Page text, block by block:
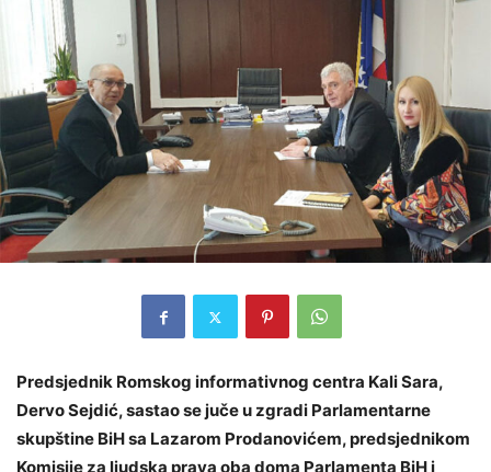
Predsjednik Romskog informativnog centra Kali Sara,
Dervo Sejdić, sastao se juče u zgradi Parlamentarne
skupštine BiH sa Lazarom Prodanovićem, predsjednikom
Komisije za ljudska prava oba doma Parlamenta BiH i